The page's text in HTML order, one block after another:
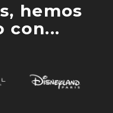
hemos
con...